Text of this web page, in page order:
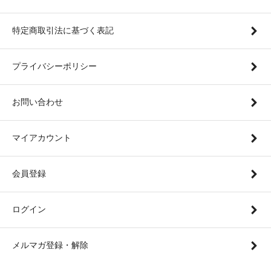
特定商取引法に基づく表記
プライバシーポリシー
お問い合わせ
マイアカウント
会員登録
ログイン
メルマガ登録・解除